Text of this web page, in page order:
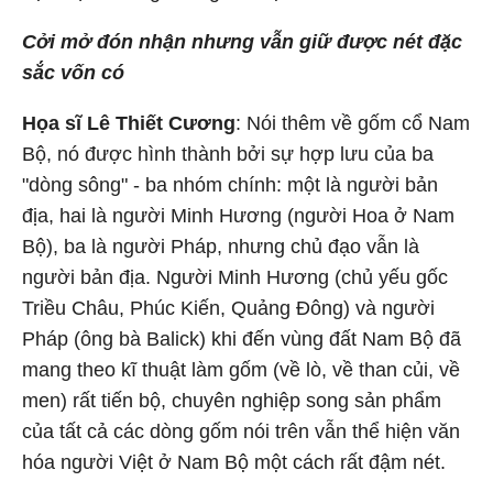
Cởi mở đón nhận nhưng vẫn giữ được nét đặc
sắc vốn có
Họa sĩ Lê Thiết Cương: Nói thêm về gốm cổ Nam
Bộ, nó được hình thành bởi sự hợp lưu của ba
"dòng sông" - ba nhóm chính: một là người bản
địa, hai là người Minh Hương (người Hoa ở Nam
Bộ), ba là người Pháp, nhưng chủ đạo vẫn là
người bản địa. Người Minh Hương (chủ yếu gốc
Triều Châu, Phúc Kiến, Quảng Đông) và người
Pháp (ông bà Balick) khi đến vùng đất Nam Bộ đã
mang theo kĩ thuật làm gốm (về lò, về than củi, về
men) rất tiến bộ, chuyên nghiệp song sản phẩm
của tất cả các dòng gốm nói trên vẫn thể hiện văn
hóa người Việt ở Nam Bộ một cách rất đậm nét.